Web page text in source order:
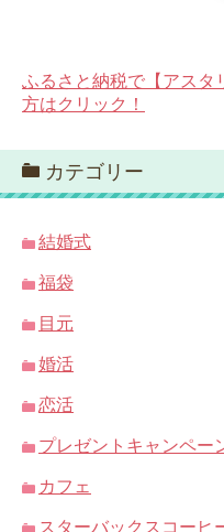
ふるさと納税で【アスタ
方はクリック！
カテゴリー
結婚式
福袋
目元
婚活
恋活
プレゼントキャンペー
カフェ
スターバックスコーヒ